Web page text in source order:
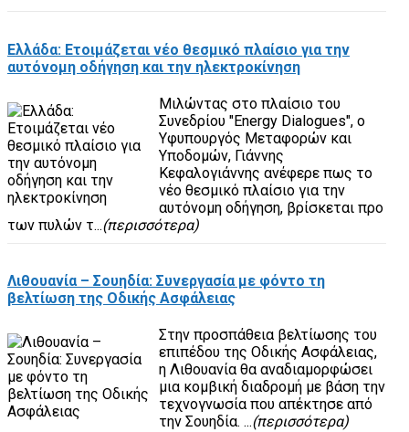
Ελλάδα: Ετοιμάζεται νέο θεσμικό πλαίσιο για την
αυτόνομη οδήγηση και την ηλεκτροκίνηση
Μιλώντας στο πλαίσιο του
Συνεδρίου "Energy Dialogues", ο
Υφυπουργός Μεταφορών και
Υποδομών, Γιάννης
Κεφαλογιάννης ανέφερε πως το
νέο θεσμικό πλαίσιο για την
αυτόνομη οδήγηση, βρίσκεται προ
των πυλών τ...(περισσότερα)
Λιθουανία – Σουηδία: Συνεργασία με φόντο τη
βελτίωση της Οδικής Ασφάλειας
Στην προσπάθεια βελτίωσης του
επιπέδου της Οδικής Ασφάλειας,
η Λιθουανία θα αναδιαμορφώσει
μια κομβική διαδρομή με βάση την
τεχνογνωσία που απέκτησε από
την Σουηδία. ...(περισσότερα)